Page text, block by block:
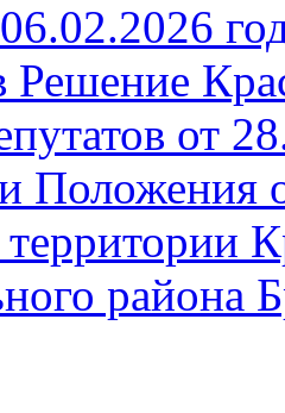
Решение
от
района